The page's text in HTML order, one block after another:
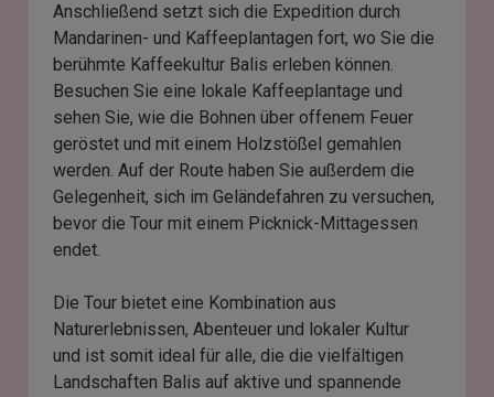
Anschließend setzt sich die Expedition durch
Mandarinen- und Kaffeeplantagen fort, wo Sie die
berühmte Kaffeekultur Balis erleben können.
Besuchen Sie eine lokale Kaffeeplantage und
sehen Sie, wie die Bohnen über offenem Feuer
geröstet und mit einem Holzstößel gemahlen
werden. Auf der Route haben Sie außerdem die
Gelegenheit, sich im Geländefahren zu versuchen,
bevor die Tour mit einem Picknick-Mittagessen
endet.
Die Tour bietet eine Kombination aus
Naturerlebnissen, Abenteuer und lokaler Kultur
und ist somit ideal für alle, die die vielfältigen
Landschaften Balis auf aktive und spannende